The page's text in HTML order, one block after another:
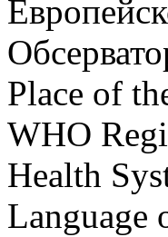
Place of
WHO
Health
Language